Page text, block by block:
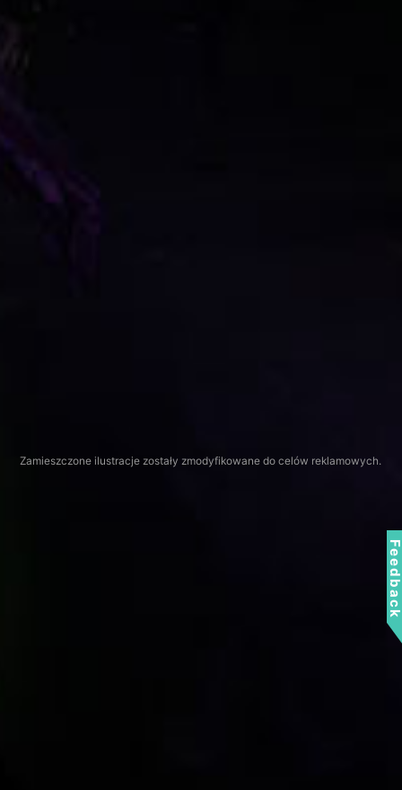
Zamieszczone ilustracje zostały zmodyfikowane do celów reklamowych.